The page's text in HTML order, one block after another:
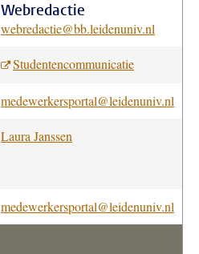
Webredactie
webredactie@bb.leidenuniv.nl
Studentencommunicatie
medewerkersportal@leidenuniv.nl
Laura Janssen
medewerkersportal@leidenuniv.nl